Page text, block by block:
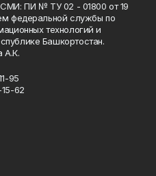
ПИ № ТУ 02 - 01800 от 19
федеральной службы по
технологий и
Башкортостан.
А.К.
95
62